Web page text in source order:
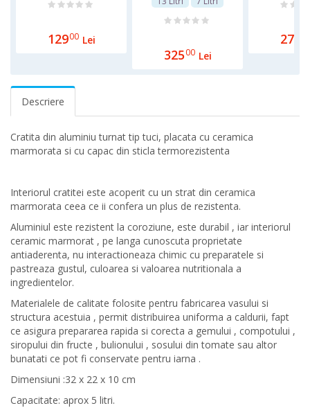
12900 Lei
32500 Lei
279
Descriere
Cratita din aluminiu turnat tip tuci, placata cu ceramica
marmorata si cu capac din sticla termorezistenta
Interiorul cratitei este acoperit cu un strat din ceramica
marmorata ceea ce ii confera un plus de rezistenta.
Aluminiul este rezistent la coroziune, este durabil , iar interiorul
ceramic marmorat , pe langa cunoscuta proprietate
antiaderenta, nu interactioneaza chimic cu preparatele si
pastreaza gustul, culoarea si valoarea nutritionala a
ingredientelor.
Materialele de calitate folosite pentru fabricarea vasului si
structura acestuia , permit distribuirea uniforma a caldurii, fapt
ce asigura prepararea rapida si corecta a gemului , compotului ,
siropului din fructe , bulionului , sosului din tomate sau altor
bunatati ce pot fi conservate pentru iarna .
Dimensiuni :32 x 22 x 10 cm
Capacitate: aprox 5 litri.